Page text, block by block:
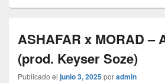
ASHAFAR x MORAD –
(prod. Keyser Soze)
Publicado el junio 3, 2025poradmin